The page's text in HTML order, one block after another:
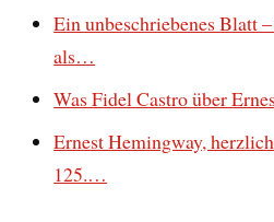
Ein unbeschriebenes Blatt
als…
Was Fidel Castro über
Ernest Hemingway,
125.…